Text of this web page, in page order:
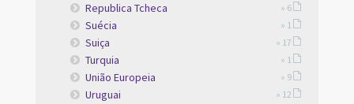
Republica Tcheca » 6
Suécia » 1
Suiça » 17
Turquia » 1
União Europeia » 9
Uruguai » 12